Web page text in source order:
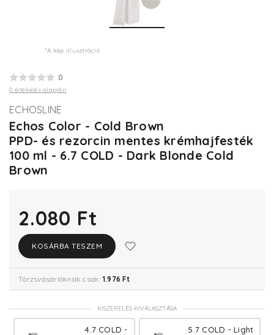
*A kép illusztráció
0
0 értékelés alapján
ECHOSLINE
Echos Color - Cold Brown
PPD- és rezorcin mentes krémhajfesték
100 ml - 6.7 COLD - Dark Blonde Cold
Brown
2.080 Ft
KOSÁRBA TESZEM
Törzsvásárlóknak csak: 1.976 Ft
KISZERELÉS KIVÁLASZTÁSA
4.7 COLD -
5.7 COLD - Light